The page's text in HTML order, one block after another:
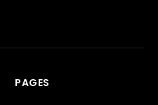
PAGES